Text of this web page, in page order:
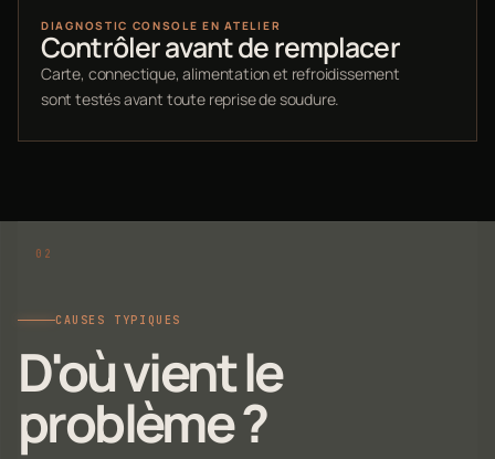
DIAGNOSTIC CONSOLE EN ATELIER
Contrôler avant de remplacer
Carte, connectique, alimentation et refroidissement
sont testés avant toute reprise de soudure.
CAUSES TYPIQUES
D'où vient le
problème ?